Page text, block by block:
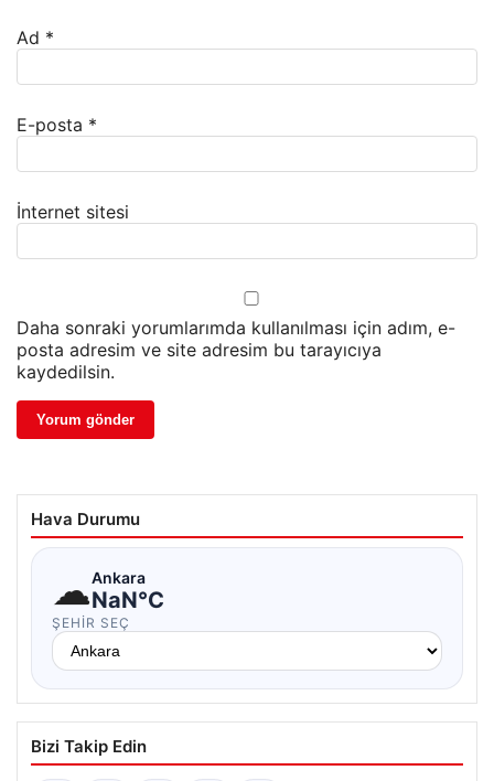
Ad *
E-posta *
İnternet sitesi
Daha sonraki yorumlarımda kullanılması için adım, e-
posta adresim ve site adresim bu tarayıcıya
kaydedilsin.
Hava Durumu
☁Ankara
NaN°C
ŞEHIR SEÇ
Bizi Takip Edin